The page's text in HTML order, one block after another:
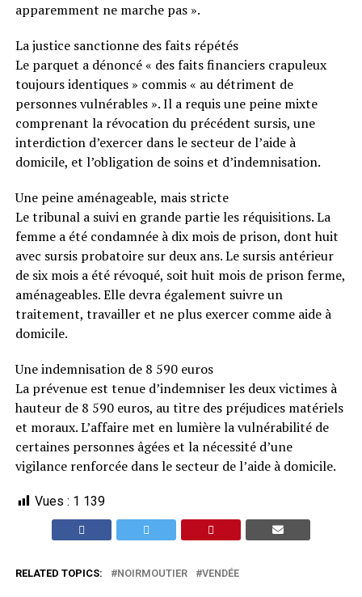
apparemment ne marche pas ».
La justice sanctionne des faits répétés
Le parquet a dénoncé « des faits financiers crapuleux
toujours identiques » commis « au détriment de
personnes vulnérables ». Il a requis une peine mixte
comprenant la révocation du précédent sursis, une
interdiction d’exercer dans le secteur de l’aide à
domicile, et l’obligation de soins et d’indemnisation.
Une peine aménageable, mais stricte
Le tribunal a suivi en grande partie les réquisitions. La
femme a été condamnée à dix mois de prison, dont huit
avec sursis probatoire sur deux ans. Le sursis antérieur
de six mois a été révoqué, soit huit mois de prison ferme,
aménageables. Elle devra également suivre un
traitement, travailler et ne plus exercer comme aide à
domicile.
Une indemnisation de 8 590 euros
La prévenue est tenue d’indemniser les deux victimes à
hauteur de 8 590 euros, au titre des préjudices matériels
et moraux. L’affaire met en lumière la vulnérabilité de
certaines personnes âgées et la nécessité d’une
vigilance renforcée dans le secteur de l’aide à domicile.
Vues : 1 139
RELATED TOPICS: NOIRMOUTIER VENDÉE